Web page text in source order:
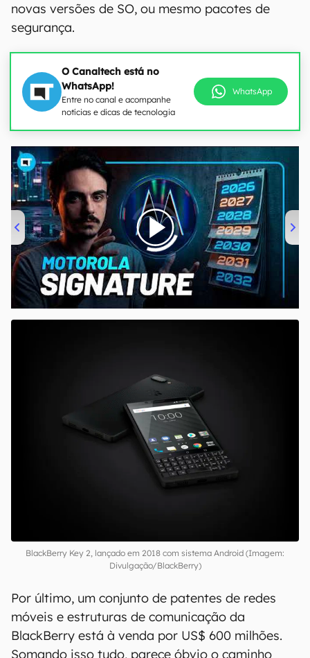
novas versões de SO, ou mesmo pacotes de
segurança.
O Canaltech está no
WhatsApp!
Entre no canal e acompanhe
notícias e dicas de tecnologia
WhatsApp
00:00/20:46
BlackBerry Key 2, lançado em 2018 com sistema Android (Imagem:
Divulgação/BlackBerry)
Por último, um conjunto de patentes de redes
móveis e estruturas de comunicação da
BlackBerry está à venda por US$ 600 milhões.
Somando isso tudo, parece óbvio o caminho